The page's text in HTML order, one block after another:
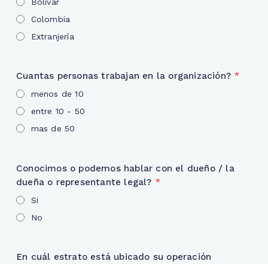
Bolivar
Colombia
Extranjería
Cuantas personas trabajan en la organización? *
menos de 10
entre 10 - 50
mas de 50
Conocimos o podemos hablar con el dueño / la
dueña o representante legal? *
Si
No
En cuál estrato está ubicado su operación